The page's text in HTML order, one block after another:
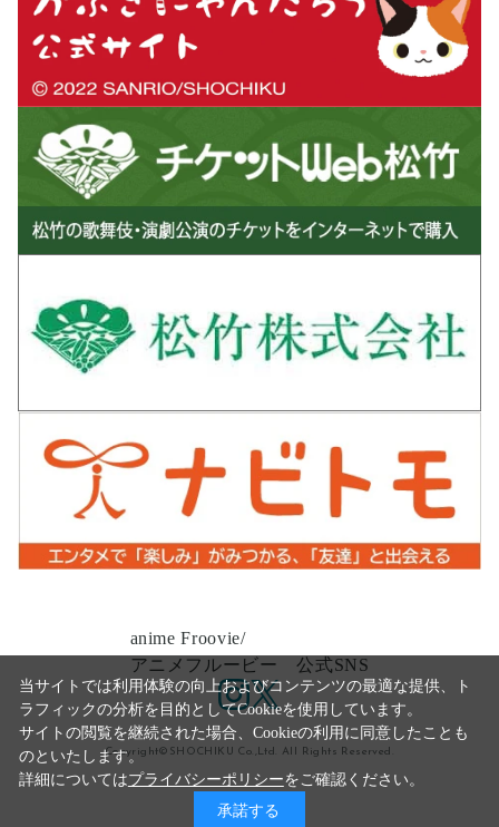
anime Froovie/
アニメフルービー 公式SNS
Copyright©SHOCHIKU Co.,Ltd. All Rights Reserved.
当サイトでは利用体験の向上およびコンテンツの最適な提供、ト
ラフィックの分析を目的としてCookieを使用しています。
サイトの閲覧を継続された場合、Cookieの利用に同意したことも
のといたします。
詳細についてはプライバシーポリシーをご確認ください。
承諾する